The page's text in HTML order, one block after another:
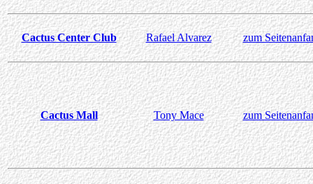
Cactus Center Club Rafael Alvarez zum
Cactus Mall Tony Mace zum